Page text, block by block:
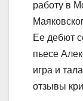
работу в
Ее дебют
пьесе
игра и
отзывы